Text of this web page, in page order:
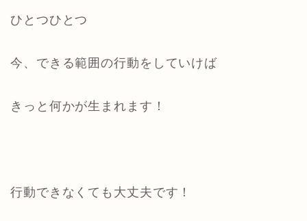
ひとつひとつ
今、できる範囲の行動をしていけば
きっと何かが生まれます！
行動できなくても大丈夫です！